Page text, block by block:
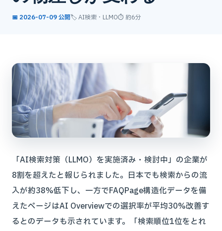
📅 2026-07-09 公開🏷️ AI検索・LLMO⏱ 約6分
「AI検索対策（LLMO）を実施済み・検討中」の企業が
8割を超えたと報じられました。日本でも検索からの流
入が約38%低下し、一方でFAQPage構造化データを備
えたページはAI Overviewでの選択率が平均30%改善す
るとのデータも示されています。「検索順位1位をとれ